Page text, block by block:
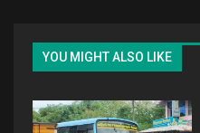
YOU MIGHT ALSO LIKE